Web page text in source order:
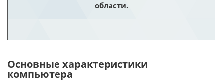
области.
Основные характеристики
компьютера